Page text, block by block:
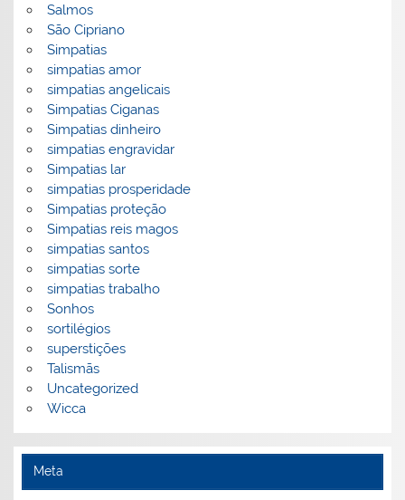
Salmos
São Cipriano
Simpatias
simpatias amor
simpatias angelicais
Simpatias Ciganas
Simpatias dinheiro
simpatias engravidar
Simpatias lar
simpatias prosperidade
Simpatias proteção
Simpatias reis magos
simpatias santos
simpatias sorte
simpatias trabalho
Sonhos
sortilégios
superstições
Talismãs
Uncategorized
Wicca
Meta